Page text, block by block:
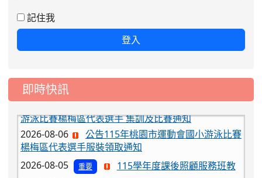
記住我
登入
即時快訊
2026-08-06
公告115年桃園市運動會國小游泳比賽
楊梅區代表選手服裝領取通知
2026-08-05
重要
115學年度課後照顧服務班教
師甄選簡章